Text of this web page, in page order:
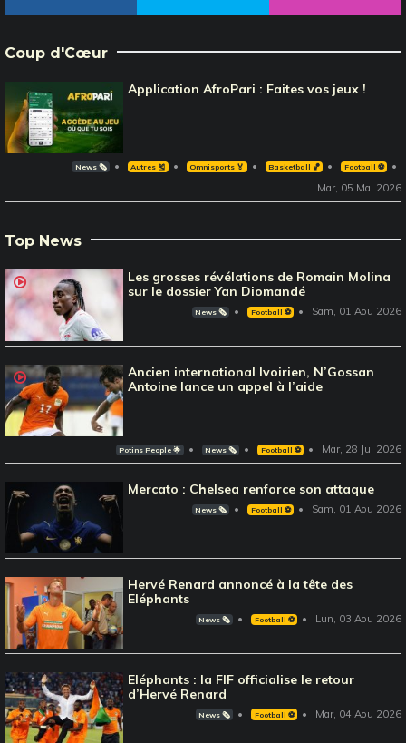
Coup d'Cœur
Application AfroPari : Faites vos jeux !
News 🗞️ Autres 🎽 Omnisports 🏅 Basketball 🏀 Football ⚽️
Mar, 05 Mai 2026
Top News
Les grosses révélations de Romain Molina
sur le dossier Yan Diomandé
News 🗞️ Football ⚽️ Sam, 01 Aou 2026
Ancien international Ivoirien, N’Gossan
Antoine lance un appel à l’aide
Potins People 🌟 News 🗞️ Football ⚽️ Mar, 28 Jul 2026
Mercato : Chelsea renforce son attaque
News 🗞️ Football ⚽️ Sam, 01 Aou 2026
Hervé Renard annoncé à la tête des
Eléphants
News 🗞️ Football ⚽️ Lun, 03 Aou 2026
Eléphants : la FIF officialise le retour
d’Hervé Renard
News 🗞️ Football ⚽️ Mar, 04 Aou 2026